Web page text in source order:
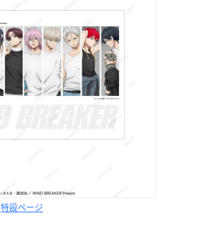
特設ページ